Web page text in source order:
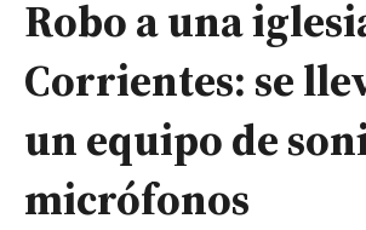
Robo a una
Corrientes: se
un equipo de
micrófonos